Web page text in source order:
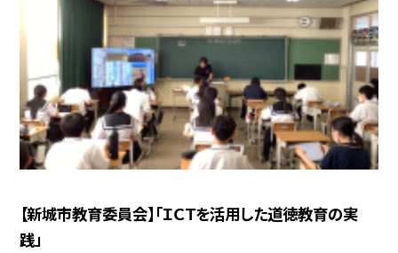
【新城市教育委員会】「ＩＣＴを活用した道徳教育の実
践」